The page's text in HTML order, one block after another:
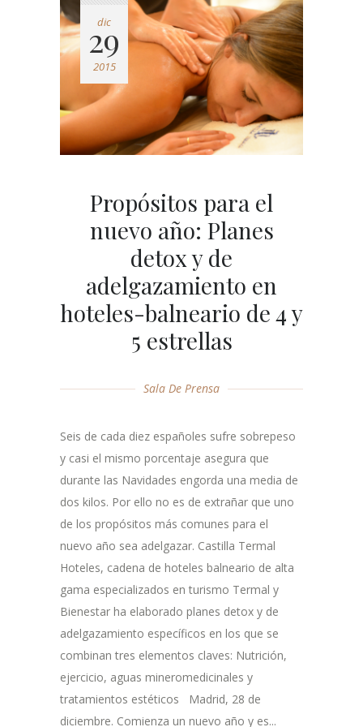
dic
29
2015
Propósitos para el
nuevo año: Planes
detox y de
adelgazamiento en
hoteles-balneario de 4 y
5 estrellas
Sala De Prensa
Seis de cada diez españoles sufre sobrepeso
y casi el mismo porcentaje asegura que
durante las Navidades engorda una media de
dos kilos. Por ello no es de extrañar que uno
de los propósitos más comunes para el
nuevo año sea adelgazar. Castilla Termal
Hoteles, cadena de hoteles balneario de alta
gama especializados en turismo Termal y
Bienestar ha elaborado planes detox y de
adelgazamiento específicos en los que se
combinan tres elementos claves: Nutrición,
ejercicio, aguas mineromedicinales y
tratamientos estéticos Madrid, 28 de
diciembre. Comienza un nuevo año y es...